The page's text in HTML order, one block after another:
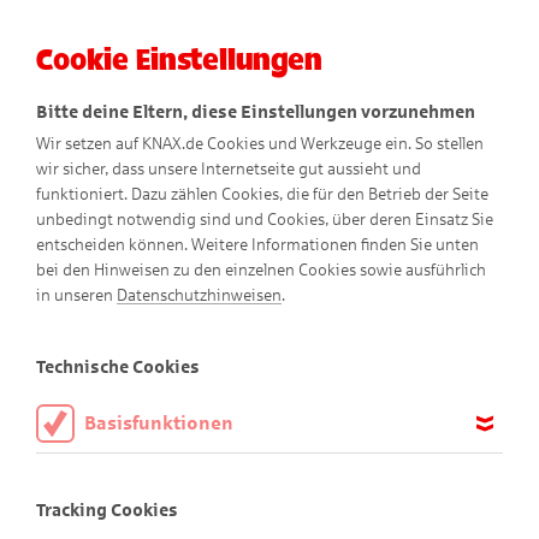
Die KNAX-Taschengeld-App
Taschengeld. Einfach. Sicher. Digital.
Cookie Einstellungen
Bitte deine Eltern, diese Einstellungen vorzunehmen
Wir setzen auf KNAX.de Cookies und Werkzeuge ein. So stellen
wir sicher, dass unsere Internetseite gut aussieht und
funktioniert. Dazu zählen Cookies, die für den Betrieb der Seite
unbedingt notwendig sind und Cookies, über deren Einsatz Sie
entscheiden können. Weitere Informationen finden Sie unten
bei den Hinweisen zu den einzelnen Cookies sowie ausführlich
in unseren Datenschutzhinweisen.
Technische Cookies
Basisfunktionen
aktiviert sein.
Tracking Cookies